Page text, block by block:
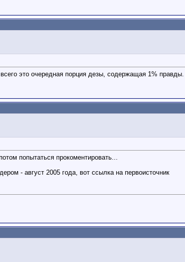
это очередная порция дезы, содержащая 1%
попытаться прокоментировать...
- август 2005 года, вот ссылка на первоисточник